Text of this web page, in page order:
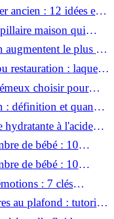
ancien : 12 idées et
maison qui
cheveux ?
augmentent le plus la
?
restauration : laquelle
?
choisir pour
: définition et quand
à l'acide
de bébé : 10
de bébé : 10
: 7 clés
au plafond : tutoriel